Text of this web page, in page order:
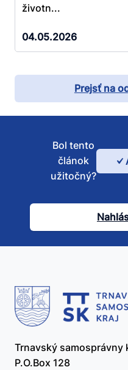
životn...
04.05.2026
Prejsť na
Bol tento
článok
užitočný?
Trnavský samosprávny
P.O.Box 128